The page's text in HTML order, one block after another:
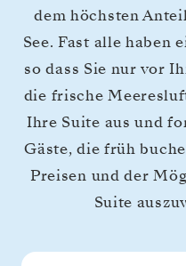
dem höchsten
See. Fast alle haben
so dass Sie nur vor
die frische
Ihre Suite aus und
Gäste, die früh
Preisen und der
Suite